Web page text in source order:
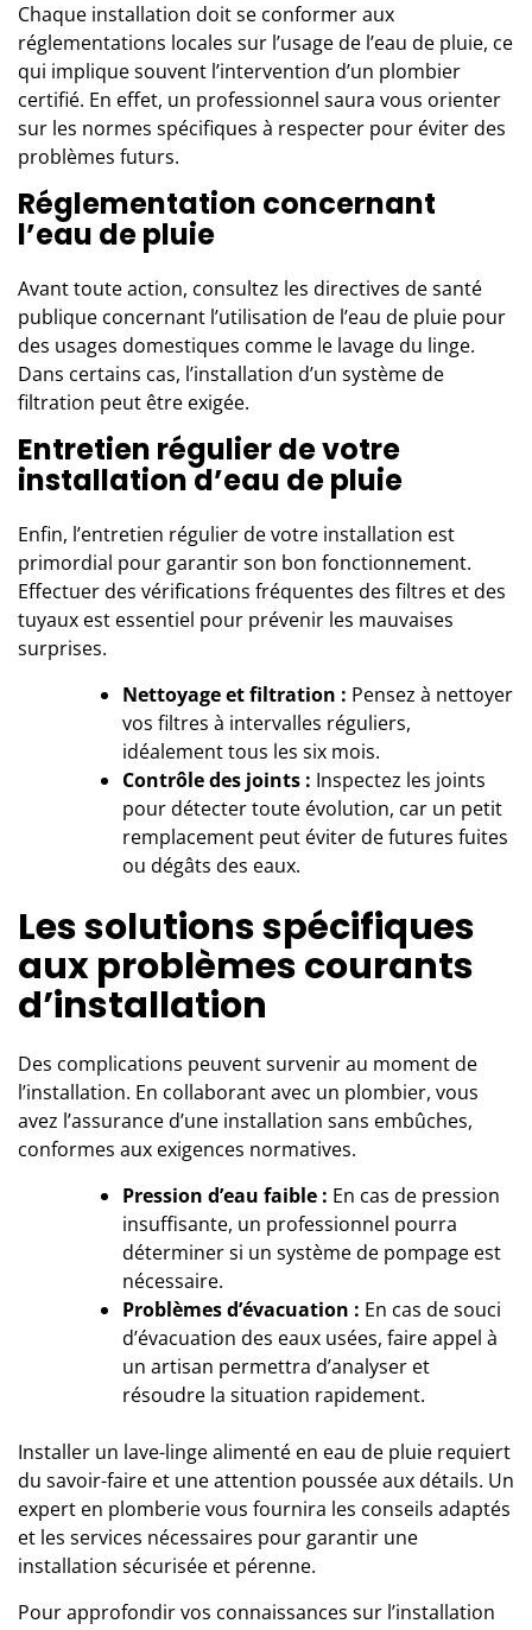
Chaque installation doit se conformer aux
réglementations locales sur l’usage de l’eau de pluie, ce
qui implique souvent l’intervention d’un plombier
certifié. En effet, un professionnel saura vous orienter
sur les normes spécifiques à respecter pour éviter des
problèmes futurs.
Réglementation concernant
l’eau de pluie
Avant toute action, consultez les directives de santé
publique concernant l’utilisation de l’eau de pluie pour
des usages domestiques comme le lavage du linge.
Dans certains cas, l’installation d’un système de
filtration peut être exigée.
Entretien régulier de votre
installation d’eau de pluie
Enfin, l’entretien régulier de votre installation est
primordial pour garantir son bon fonctionnement.
Effectuer des vérifications fréquentes des filtres et des
tuyaux est essentiel pour prévenir les mauvaises
surprises.
Nettoyage et filtration : Pensez à nettoyer
vos filtres à intervalles réguliers,
idéalement tous les six mois.
Contrôle des joints : Inspectez les joints
pour détecter toute évolution, car un petit
remplacement peut éviter de futures fuites
ou dégâts des eaux.
Les solutions spécifiques
aux problèmes courants
d’installation
Des complications peuvent survenir au moment de
l’installation. En collaborant avec un plombier, vous
avez l’assurance d’une installation sans embûches,
conformes aux exigences normatives.
Pression d’eau faible : En cas de pression
insuffisante, un professionnel pourra
déterminer si un système de pompage est
nécessaire.
Problèmes d’évacuation : En cas de souci
d’évacuation des eaux usées, faire appel à
un artisan permettra d’analyser et
résoudre la situation rapidement.
Installer un lave-linge alimenté en eau de pluie requiert
du savoir-faire et une attention poussée aux détails. Un
expert en plomberievous fournira les conseils adaptés
et les services nécessaires pour garantir une
installation sécurisée et pérenne.
Pour approfondir vos connaissances sur l’installation